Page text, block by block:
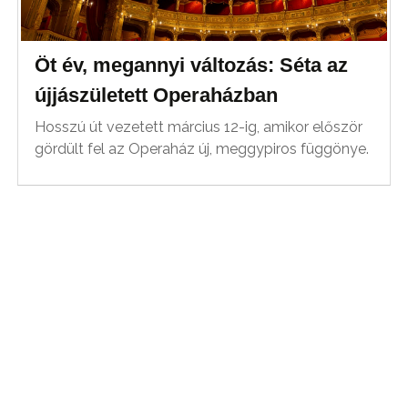
Öt év, megannyi változás: Séta az
újjászületett Operaházban
Hosszú út vezetett március 12-ig, amikor először
gördült fel az Operaház új, meggypiros függönye.